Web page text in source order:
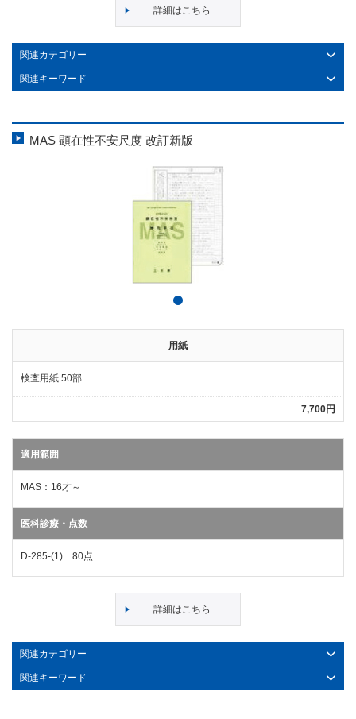
詳細はこちら
関連カテゴリー
関連キーワード
MAS 顕在性不安尺度 改訂新版
用紙
検査用紙 50部
7,700円
適用範囲
MAS：16才～
医科診療・点数
D-285-(1) 80点
詳細はこちら
関連カテゴリー
関連キーワード